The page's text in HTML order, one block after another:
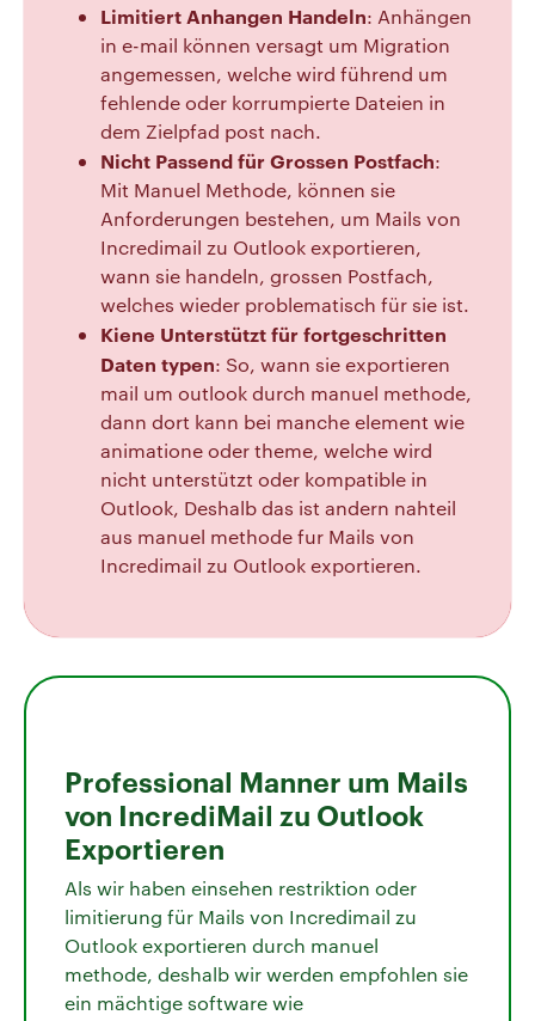
Limitiert Anhangen Handeln: Anhängen
in e-mail können versagt um Migration
angemessen, welche wird führend um
fehlende oder korrumpierte Dateien in
dem Zielpfad post nach.
Nicht Passend für Grossen Postfach:
Mit Manuel Methode, können sie
Anforderungen bestehen, um Mails von
Incredimail zu Outlook exportieren,
wann sie handeln, grossen Postfach,
welches wieder problematisch für sie ist.
Kiene Unterstützt für fortgeschritten
Daten typen: So, wann sie exportieren
mail um outlook durch manuel methode,
dann dort kann bei manche element wie
animatione oder theme, welche wird
nicht unterstützt oder kompatible in
Outlook, Deshalb das ist andern nahteil
aus manuel methode fur Mails von
Incredimail zu Outlook exportieren.
Professional Manner um Mails
von IncrediMail zu Outlook
Exportieren
Als wir haben einsehen restriktion oder
limitierung für Mails von Incredimail zu
Outlook exportieren durch manuel
methode, deshalb wir werden empfohlen sie
ein mächtige software wie